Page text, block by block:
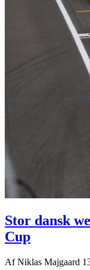
Stor dansk
Cup
AfNiklas Majgaard